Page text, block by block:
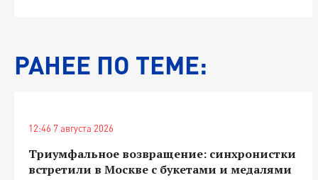
РАНЕЕ ПО ТЕМЕ:
12:46 7 августа 2026
Триумфальное возвращение: синхронистки
встретили в Москве с букетами и медалями